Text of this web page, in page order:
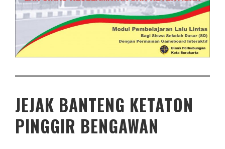
JEJAK BANTENG KETATON
PINGGIR BENGAWAN